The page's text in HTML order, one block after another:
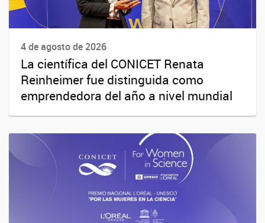
4 de agosto de 2026
La científica del CONICET Renata
Reinheimer fue distinguida como
emprendedora del año a nivel mundial